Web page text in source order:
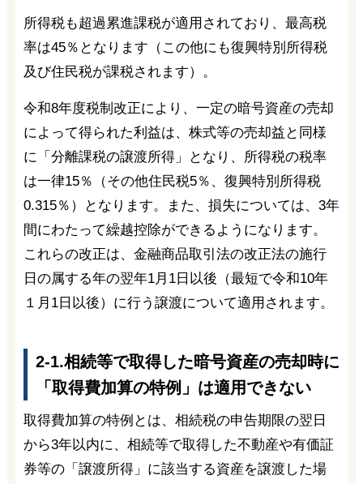
所得税も超過累進課税が適用されており、最高税
率は45％となります（この他にも復興特別所得税
及び住民税が課税されます）。
令和8年度税制改正により、一定の暗号資産の売却
によって得られた利益は、株式等の売却益と同様
に「分離課税の譲渡所得」となり、所得税の税率
は一律15％（その他住民税5％、復興特別所得税
0.315％）となります。また、損失については、3年
間にわたって繰越控除ができるようになります。
これらの改正は、金融商品取引法の改正法の施行
日の属する年の翌年1月1日以後（最短で令和10年
１月1日以後）に行う譲渡について適用されます。
2-1.相続等で取得した暗号資産の売却時に
「取得費加算の特例」は適用できない
取得費加算の特例とは、相続税の申告期限の翌日
から3年以内に、相続等で取得した不動産や有価証
券等の「譲渡所得」に該当する資産を譲渡した場